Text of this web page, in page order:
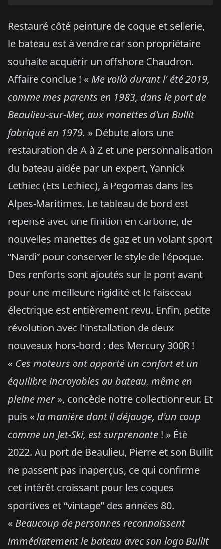
Restauré côté peinture de coque et sellerie,
le bateau est à vendre car son propriétaire
souhaite acquérir un offshore Chaudron.
Affaire conclue ! « Me voilà durant l' été 2019,
comme mes parents en 1983, dans le port de
Beaulieu-sur-Mer, aux manettes d'un Bullit
fabriqué en 1979. » Débute alors une
restauration de A à Z et une personnalisation
du bateau aidée par un expert, Yannick
Lethiec (Ets Lethiec), à Pegomas dans les
Alpes-Maritimes. Le tableau de bord est
repensé avec une finition en carbone, de
nouvelles manettes de gaz et un volant sport
“Nardi” pour conserver le style de l'époque.
Des renforts sont ajoutés sur le pont avant
pour une meilleure rigidité et le faisceau
électrique est entièrement revu. Enfin, petite
révolution avec l'installation de deux
nouveaux hors-bord : des Mercury 300R !
« Ces moteurs ont apporté un confort et un
équilibre incroyables au bateau, même en
pleine mer», concède notre collectionneur. Et
puis «la manière dont il déjauge, d'un coup
comme un Jet-Ski, est surprenante ! » Été
2022. Au port de Beaulieu, Pierre et son Bullit
ne passent pas inaperçus, ce qui confirme
cet intérêt croissant pour les coques
sportives et “vintage” des années 80.
« Beaucoup de personnes reconnaissent
immédiatement le bateau avec son logo Bullit